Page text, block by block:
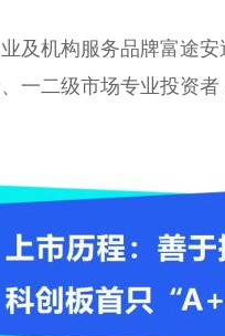
业及机构服务品牌富途
一二级市场专业投资